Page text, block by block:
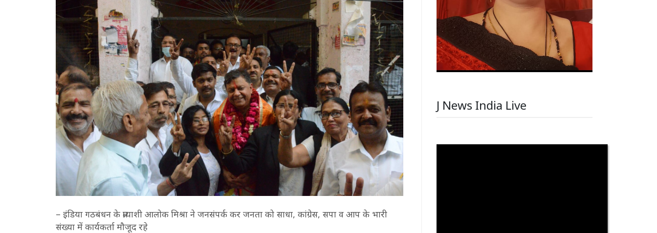
– इंडिया गठबंधन के प्रत्याशी आलोक मिश्रा ने जनसंपर्क कर जनता को साधा, कांग्रेस, सपा व आप के भारी
संख्या में कार्यकर्ता मौजूद रहे
J News India Live